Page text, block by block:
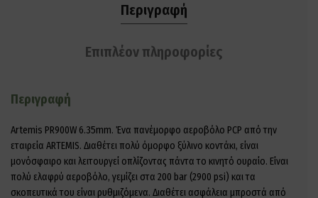
Περιγραφή
Επιπλέον πληροφορίες
Περιγραφή
Artemis PR900W 6.35mm. Ένα πανέμορφο αεροβόλο PCP από την
εταιρεία ARTEMIS. Διαθέτει πολύ όμορφο ξύλινο κοντάκι, είναι
μονόσφαιρο και λειτουργεί οπλίζοντας πάντα το κινητό ουραίο. Είναι
πολύ ελαφρύ αεροβόλο, γεμίζει στα 200 bar (2900 psi) και τα
σκοπευτικά του είναι ρυθμιζόμενα. Διαθέτει ασφάλεια μπροστά από